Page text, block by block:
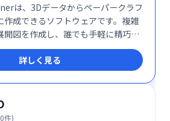
は、3Dデータからペーパークラフ
作成できるソフトウェアです。複雑
開図を作成し、誰でも手軽に精巧な
を楽しめます。 3Dモデル作成ソフト
で、創作活動の幅を広げます。
詳しく見る
件)